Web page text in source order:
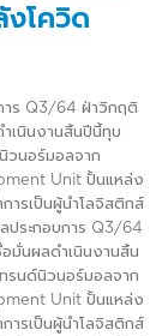
งโควิด
าร Q3/64 ฝ่าวิกฤติ
เนินงานสิ้นปีนี้ทุบ
วนอร์มอลจาก
Unit ปั้นแหล่ง
ารเป็นผู้นำโลจิสติกส์
ประกอบการ Q3/64
มั่นผลดำเนินงานสิ้น
รนด์นิวนอร์มอลจาก
Unit ปั้นแหล่ง
ารเป็นผู้นำโลจิสติกส์